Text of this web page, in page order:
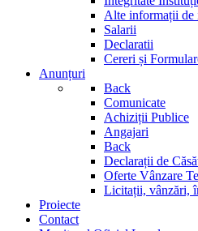
Alte informații de
Salarii
Declaratii
Cereri și
Anunțuri
Back
Comunicate
Achiziții Publice
Angajari
Back
Declarații de
Oferte Vânzare
Licitații, vânzări,
Proiecte
Contact